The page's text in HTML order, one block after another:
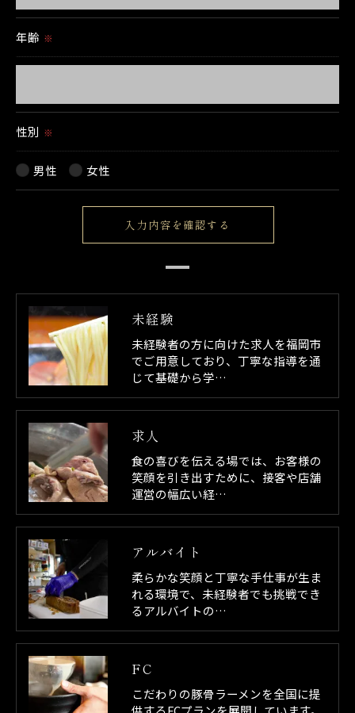
当社では、お客様の個人情報の開示･訂正･削除・利用停
止の手続を定めさせて頂いております。
ご本人である事を確認のうえ、対応させて頂きます。
年齢 ※
性別 ※
男性 女性
未経験
未経験者の方に向けた求人を福岡市
でご用意しており、丁寧な指導を通
じて基礎から学…
求人
食の喜びを伝える場では、お客様の
笑顔を引き出すために、接客や店舗
運営の幅広い経…
アルバイト
柔らかな笑顔と丁寧な手仕事が生ま
れる環境で、未経験者でも挑戦でき
るアルバイトの…
FC
こだわりの豚骨ラーメンを全国に提